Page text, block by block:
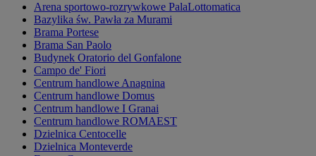
Arena sportowo-rozrywkowe PalaLottomatica
Bazylika św. Pawła za Murami
Brama Portese
Brama San Paolo
Budynek Oratorio del Gonfalone
Campo de' Fiori
Centrum handlowe Anagnina
Centrum handlowe Domus
Centrum handlowe I Granai
Centrum handlowe ROMAEST
Dzielnica Centocelle
Dzielnica Monteverde